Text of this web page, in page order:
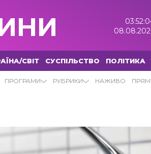
СВІТ СУСПІЛЬСТВО ПОЛІТИКА
ПРОГРАМИ РУБРИКИ НАЖИВО